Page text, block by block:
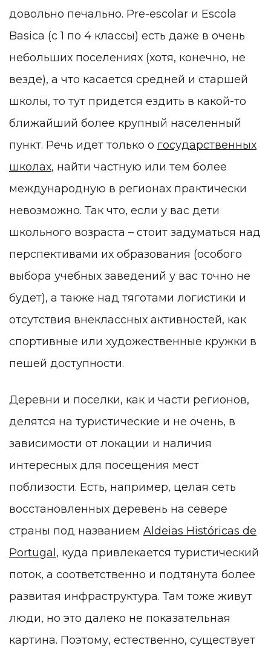
довольно печально. Pre-escolar и Escola
Basica (с 1 по 4 классы) есть даже в очень
небольших поселениях (хотя, конечно, не
везде), а что касается средней и старшей
школы, то тут придется ездить в какой-то
ближайший более крупный населенный
пункт. Речь идет только о государственных
школах, найти частную или тем более
международную в регионах практически
невозможно. Так что, если у вас дети
школьного возраста – стоит задуматься над
перспективами их образования (особого
выбора учебных заведений у вас точно не
будет), а также над тяготами логистики и
отсутствия внеклассных активностей, как
спортивные или художественные кружки в
пешей доступности.
Деревни и поселки, как и части регионов,
делятся на туристические и не очень, в
зависимости от локации и наличия
интересных для посещения мест
поблизости. Есть, например, целая сеть
восстановленных деревень на севере
страны под названием Aldeias Históricas de
Portugal , куда привлекается туристический
поток, а соответственно и подтянута более
развитая инфраструктура. Там тоже живут
люди, но это далеко не показательная
картина. Поэтому, естественно, существует